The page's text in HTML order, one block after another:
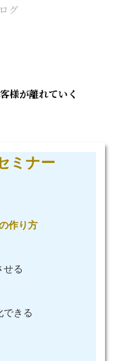
グ
様が離れていく
ミナー
作り方
る
きる